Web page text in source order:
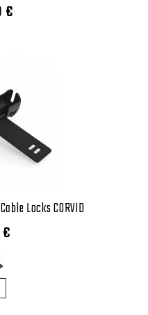
€
Locks CORVID